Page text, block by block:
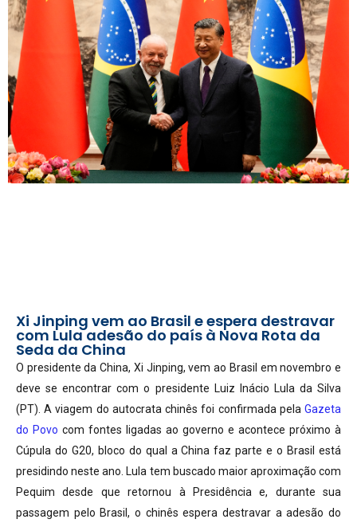
Xi Jinping vem ao Brasil e espera destravar
com Lula adesão do país à Nova Rota da
Seda da China
O presidente da China, Xi Jinping, vem ao Brasil em novembro e
deve se encontrar com o presidente Luiz Inácio Lula da Silva
(PT). A viagem do autocrata chinês foi confirmada pela Gazeta
do Povo com fontes ligadas ao governo e acontece próximo à
Cúpula do G20, bloco do qual a China faz parte e o Brasil está
presidindo neste ano. Lula tem buscado maior aproximação com
Pequim desde que retornou à Presidência e, durante sua
passagem pelo Brasil, o chinês espera destravar a adesão do